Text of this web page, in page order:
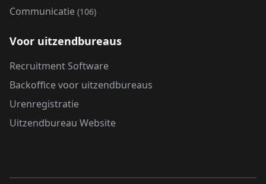
Communicatie (106)
Voor uitzendbureaus
Recruitment Software
Backoffice voor uitzendbureaus
Urenregistratie
Uitzendbureau Website